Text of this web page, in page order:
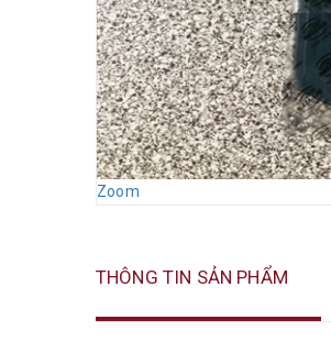
Zoom
THÔNG TIN SẢN PHẨM